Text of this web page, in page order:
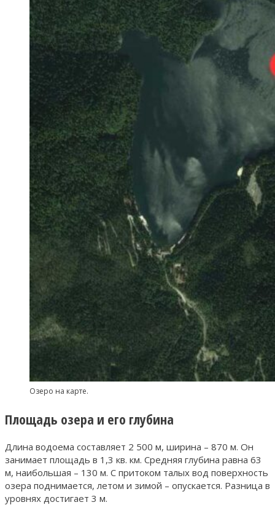
Озеро на карте.
Площадь озера и его глубина
Длина водоема составляет 2 500 м, ширина – 870 м. Он
занимает площадь в 1,3 кв. км. Средняя глубина равна 63
м, наибольшая – 130 м. С притоком талых вод поверхность
озера поднимается, летом и зимой – опускается. Разница в
уровнях достигает 3 м.